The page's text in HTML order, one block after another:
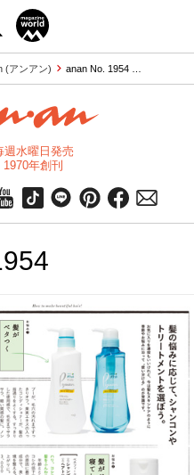
(アンアン) anan No. 1954 …
週水曜日発売
1970年創刊